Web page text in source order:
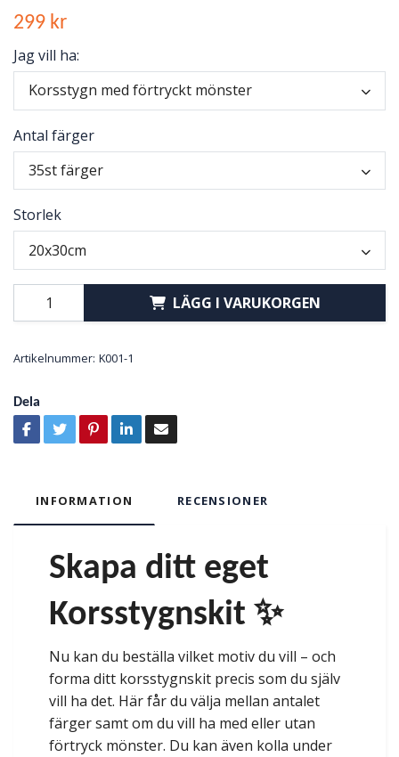
299 kr
Jag vill ha:
Korsstygn med förtryckt mönster
Antal färger
35st färger
Storlek
20x30cm
LÄGG I VARUKORGEN
Artikelnummer: K001-1
Dela
INFORMATION RECENSIONER
Skapa ditt eget
Korsstygnskit ✨
Nu kan du beställa vilket motiv du vill – och
forma ditt korsstygnskit precis som du själv
vill ha det. Här får du välja mellan antalet
färger samt om du vill ha med eller utan
förtryck mönster. Du kan även kolla under